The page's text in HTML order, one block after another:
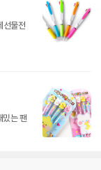
선물전
밌는 팬